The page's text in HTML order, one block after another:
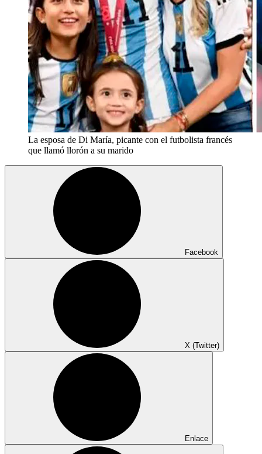
La esposa de Di María, picante con el futbolista francés
que llamó llorón a su marido
Facebook
X (Twitter)
Enlace